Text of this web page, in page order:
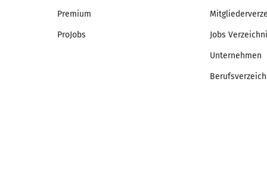
Premium
ProJobs Jobs
Unternehmen